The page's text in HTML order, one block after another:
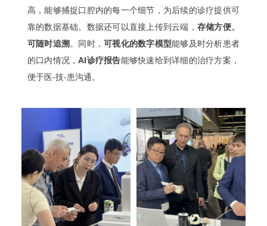
高，能够捕捉口腔内的每一个细节，为后续的诊疗提供可
靠的数据基础。数据还可以直接上传到云端， 存储方便、
可随时追溯 。同时，可视化的数字模型能够及时分析患者
的口内情况，AI诊疗报告能够快速给到详细的治疗方案，
便于医-技-患沟通。